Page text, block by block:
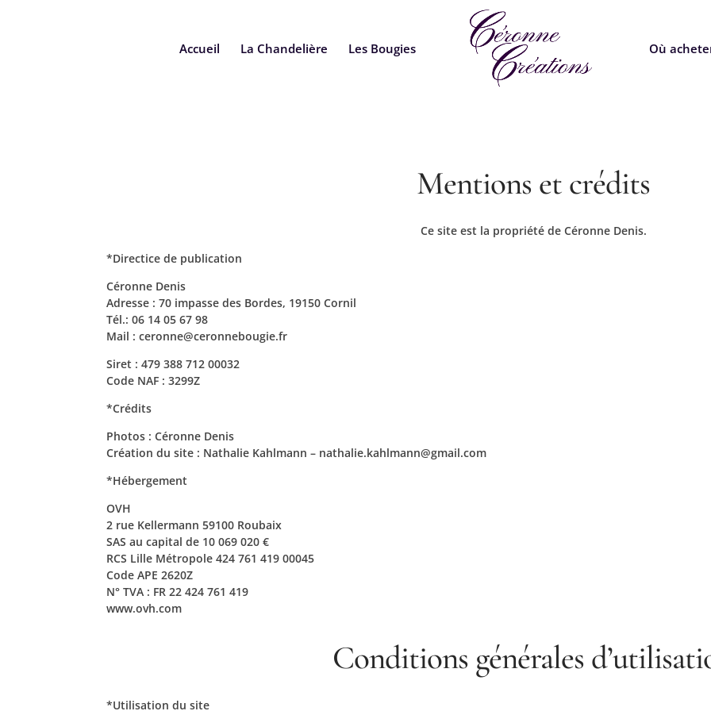
Accueil La Chandelière Les Bougies Où
Mentions et crédits
Ce site est la propriété de Céronne Denis.
*Directice de publication
Céronne Denis
Adresse : 70 impasse des Bordes, 19150 Cornil
Tél.: 06 14 05 67 98
Mail : ceronne@ceronnebougie.fr
Siret : 479 388 712 00032
Code NAF : 3299Z
*Crédits
Photos : Céronne Denis
Création du site : Nathalie Kahlmann – nathalie.kahlmann@gmail.com
*Hébergement
OVH
2 rue Kellermann 59100 Roubaix
SAS au capital de 10 069 020 €
RCS Lille Métropole 424 761 419 00045
Code APE 2620Z
N° TVA : FR 22 424 761 419
www.ovh.com
Conditions générales
*Utilisation du site